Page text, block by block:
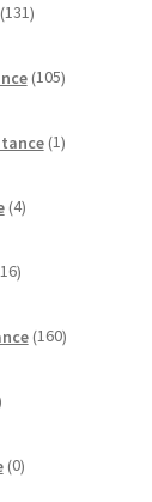
131izdelkov
105izdelkov
1izdelek
4izdelki
16izdelkov
160izdelkov
0izdelkov